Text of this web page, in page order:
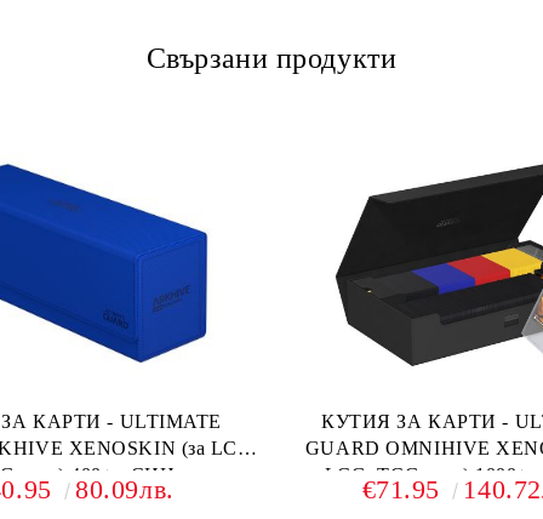
Свързани продукти
КАРТИ - ULTIMATE
XENOSKIN (за LCG,
и др) 400+ - СИН
80.09лв.
КУТИЯ ЗА КАРТИ -
GUARD OMNIHIVE
LCG, TCG и др) 1000+
€71.95